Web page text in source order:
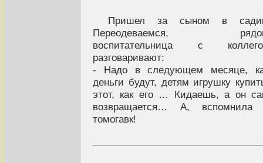
Пришел за сыном в
Переодеваемся,
воспитательница с
разговаривают:
- Надо в следующем месяце,
деньги будут, детям игрушку
этот, как его … Кидаешь, а он
возвращается… А,
томогавк!